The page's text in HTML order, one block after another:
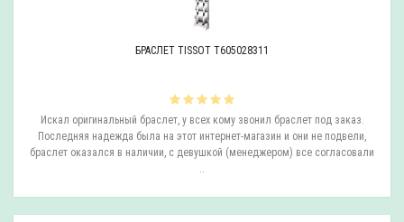
БРАСЛЕТ TISSOT T605028311
Искал оригинальный браслет, у всех кому звонил браслет под заказ.
Последняя надежда была на этот интернет-магазин и они не подвели,
браслет оказался в наличии, с девушкой (менеджером) все согласовали
..